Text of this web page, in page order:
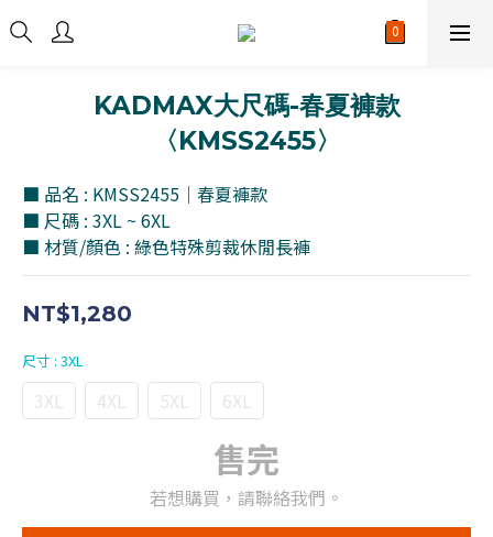
KADMAX大尺碼-春夏褲款
〈KMSS2455〉
■ 品名 : KMSS2455｜春夏褲款
■ 尺碼 : 3XL ~ 6XL
■ 材質/顏色 : 綠色特殊剪裁休閒長褲
NT$1,280
尺寸 : 3XL
3XL 4XL 5XL 6XL
售完
若想購買，請聯絡我們。